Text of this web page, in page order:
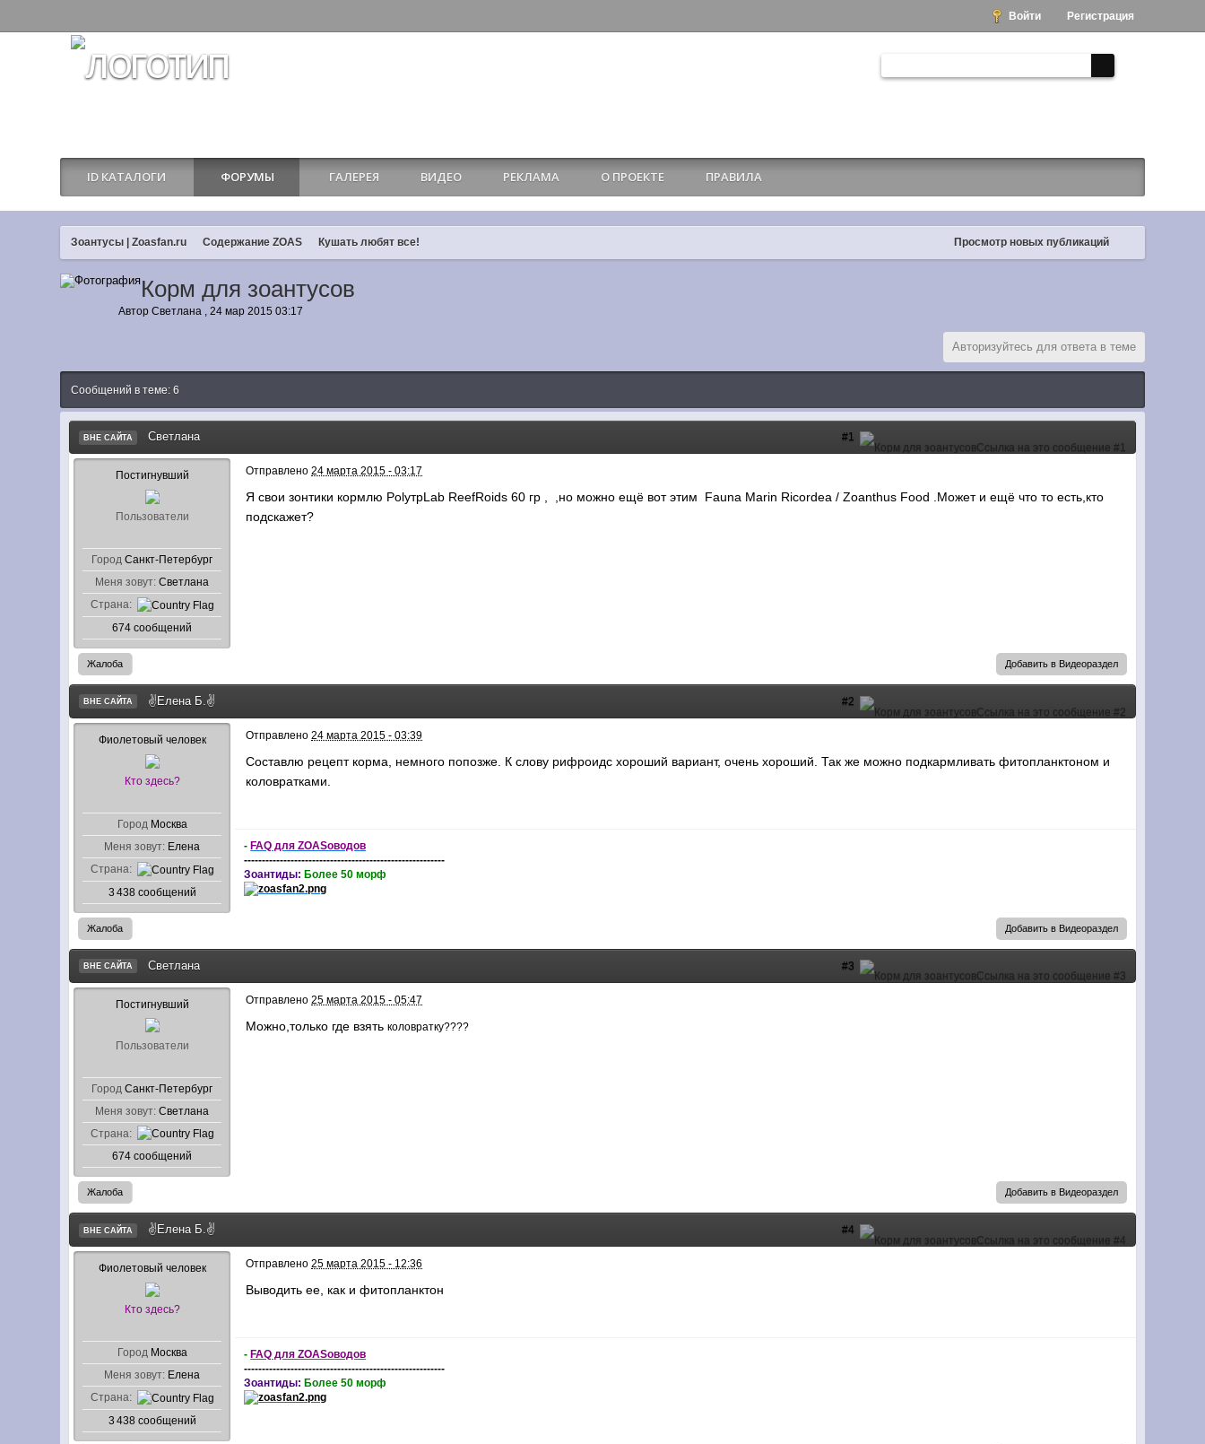
Войти Регистрация
ID КАТАЛОГИ ФОРУМЫ ГАЛЕРЕЯ ВИДЕО РЕКЛАМА О ПРОЕКТЕ ПРАВИЛА
Зоантусы | Zoasfan.ru Содержание ZOAS Кушать любят все! Просмотр новых публикаций
Корм для зоантусов
АвторСветлана ,24 мар 2015 03:17
Авторизуйтесь для ответа в теме
Сообщений в теме: 6
#1
ВНЕ САЙТА Светлана
Постигнувший
Пользователи
Город Санкт-Петербург
Меня зовут: Светлана
Страна:
674 сообщений
Отправлено24 марта 2015 - 03:17
Я свои зонтики кормлю PolyтpLab ReefRoids 60 гр , ,но можно ещё вот этим Fauna Marin Ricordea / Zoanthus Food .Может и ещё что то есть,кто
подскажет?
Добавить в Видеораздел
Жалоба
#2
ВНЕ САЙТА ✌Елена Б.✌
Фиолетовый человек
Кто здесь?
Город Москва
Меня зовут: Елена
Страна:
3 438 сообщений
Отправлено24 марта 2015 - 03:39
Составлю рецепт корма, немного попозже. К слову рифроидс хороший вариант, очень хороший. Так же можно подкармливать фитопланктоном и
коловратками.
-FAQ для ZOASоводов
--------------------------------------------------------
Зоантиды:Более 50 морф
Добавить в Видеораздел
Жалоба
#3
ВНЕ САЙТА Светлана
Постигнувший
Пользователи
Город Санкт-Петербург
Меня зовут: Светлана
Страна:
674 сообщений
Отправлено25 марта 2015 - 05:47
Можно,только где взятьколовратку????
Добавить в Видеораздел
Жалоба
#4
ВНЕ САЙТА ✌Елена Б.✌
Фиолетовый человек
Кто здесь?
Город Москва
Меня зовут: Елена
Страна:
3 438 сообщений
Отправлено25 марта 2015 - 12:36
Выводить ее, как и фитопланктон
- FAQ для ZOASоводов
--------------------------------------------------------
Зоантиды: Более 50 морф